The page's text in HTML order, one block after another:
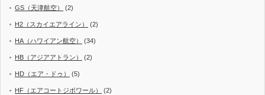
GS（天津航空） (2)
H2（スカイエアライン） (2)
HA（ハワイアン航空） (34)
HB（アジアアトラン） (2)
HD（エア・ドゥ） (5)
HF（エアコートジボワール） (2)